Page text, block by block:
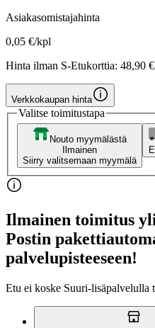
Asiakasomistajahinta
0,05 €/kpl
Hinta ilman S-Etukorttia: 48,90 €
Verkkokaupan hinta
Valitse toimitustapa
Nouto myymälästä
Ilmainen
Siirry valitsemaan myymälä
Ilmainen toimitus
Postin
palvelupisteeseen!
Etu ei koske Suuri‑lisäpalvelulla